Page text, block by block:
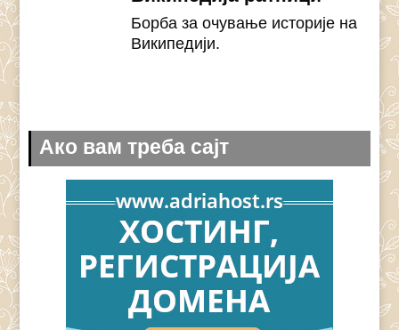
Борба за очување историје на
Википедији.
Ако вам треба сајт